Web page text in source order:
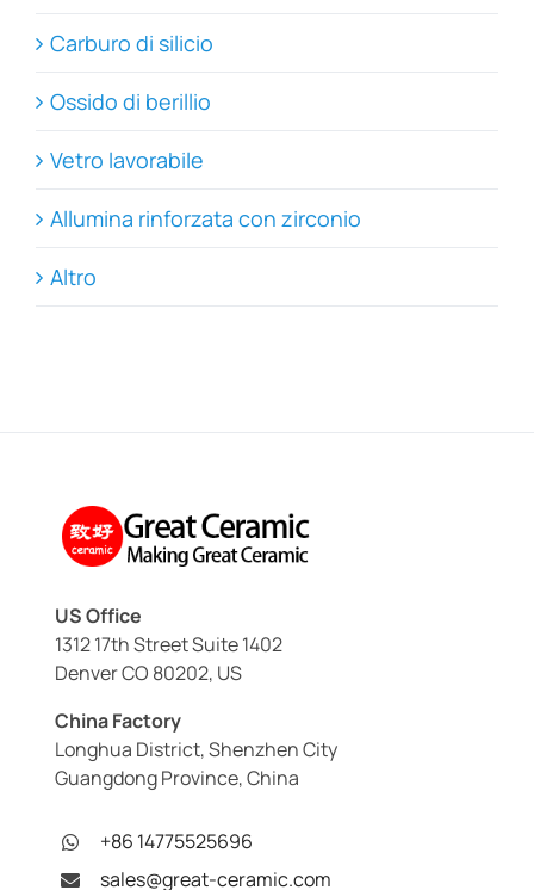
Carburo di silicio
Ossido di berillio
Vetro lavorabile
Allumina rinforzata con zirconio
Altro
US Office
1312 17th Street Suite 1402
Denver CO 80202, US
China Factory
Longhua District, Shenzhen City
Guangdong Province, China
+86 14775525696
sales@great-ceramic.com